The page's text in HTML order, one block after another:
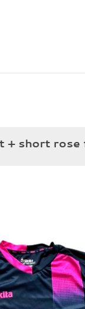
+ short rose